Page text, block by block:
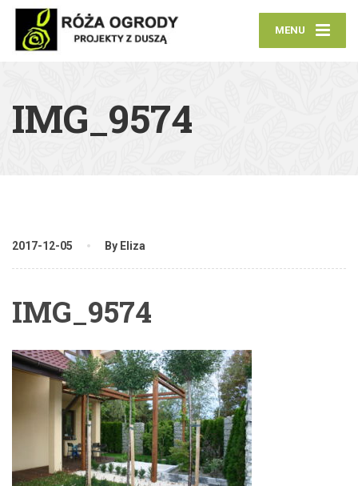
MENU
IMG_9574
2017-12-05 By Eliza
IMG_9574